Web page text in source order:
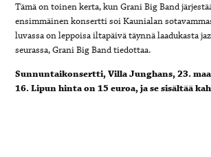
Tämä on toinen kerta, kun Grani Big Band
ensimmäinen konsertti soi Kaunialan
luvassa on leppoisa iltapäivä täynnä laadukasta
seurassa, Grani Big Band tiedottaa.
Sunnuntaikonsertti, Villa Junghans, 23.
16.Lipun hinta on 15 euroa, ja se sisältää